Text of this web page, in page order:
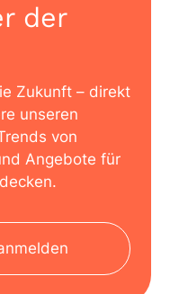
der
Zukunft – direkt
unseren
von
Angebote für